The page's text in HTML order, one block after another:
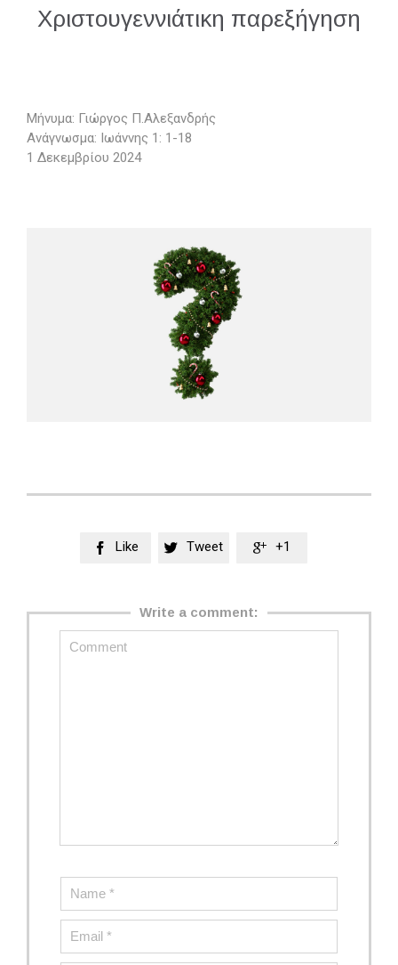
Χριστουγεννιάτικη παρεξήγηση
Μήνυμα: Γιώργος Π.Αλεξανδρής
Ανάγνωσμα: Ιωάννης 1: 1-18
1 Δεκεμβρίου 2024
 Like  Tweet  +1
Write a comment: